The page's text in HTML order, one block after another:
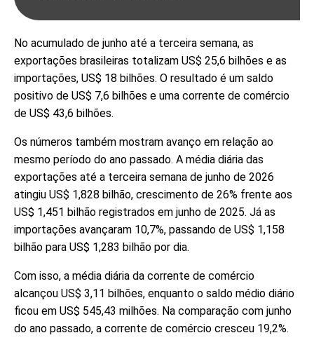
No acumulado de junho até a terceira semana, as
exportações brasileiras totalizam US$ 25,6 bilhões e as
importações, US$ 18 bilhões. O resultado é um saldo
positivo de US$ 7,6 bilhões e uma corrente de comércio
de US$ 43,6 bilhões.
Os números também mostram avanço em relação ao
mesmo período do ano passado. A média diária das
exportações até a terceira semana de junho de 2026
atingiu US$ 1,828 bilhão, crescimento de 26% frente aos
US$ 1,451 bilhão registrados em junho de 2025. Já as
importações avançaram 10,7%, passando de US$ 1,158
bilhão para US$ 1,283 bilhão por dia.
Com isso, a média diária da corrente de comércio
alcançou US$ 3,11 bilhões, enquanto o saldo médio diário
ficou em US$ 545,43 milhões. Na comparação com junho
do ano passado, a corrente de comércio cresceu 19,2%.